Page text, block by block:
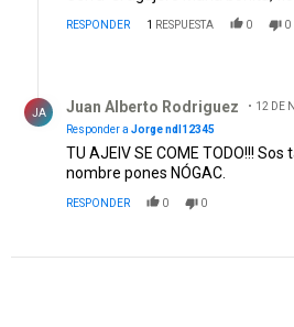
RESPONDER 1 RESPUESTA 0 0
JA Juan Alberto Rodriguez
12 DE
Responder a Jorge ndl12345
TU AJEIV SE COME TODO!!! Sos
nombre pones NÓGAC.
RESPONDER 0 0